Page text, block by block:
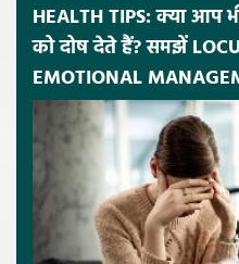
HEALTH TIPS: क्या आप
को दोष देते हैं? समझें
EMOTIONAL